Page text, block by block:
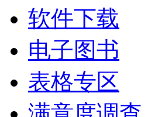
软件下载
电子图书
表格专区